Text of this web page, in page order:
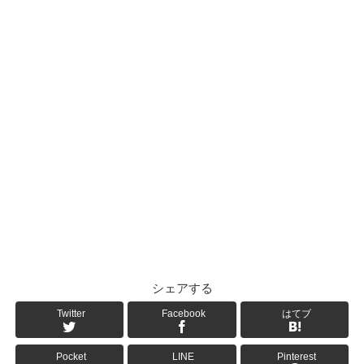
シェアする
Twitter Facebook はてブ
Pocket LINE Pinterest